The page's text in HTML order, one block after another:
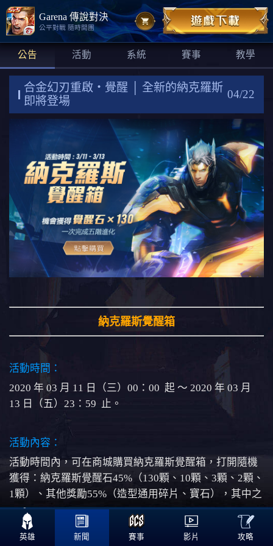
Garena 傳說對決
公平對戰 隨時開團
公告 活動 系統 賽事 教學
合金幻刃重啟‧覺醒 │ 全新的納克羅斯
即將登場
04/22
納克羅斯覺醒箱
活動時間：
2020 年 03 月 11 日（三）00：00 起 ～ 2020 年 03 月
13 日（五）23：59 止。
活動內容：
活動時間內，可在商城購買納克羅斯覺醒箱，打開隨機
獲得：納克羅斯覺醒石45%（130顆、10顆、3顆、2顆、
1顆）、其他獎勵55%（造型通用碎片、寶石），其中之
一。
英雄 新聞 賽事 影片

攻略